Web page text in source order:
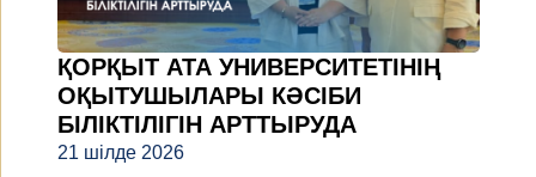
ҚОРҚЫТ АТА УНИВЕРСИТЕТІНІҢ
ОҚЫТУШЫЛАРЫ КӘСІБИ
БІЛІКТІЛІГІН АРТТЫРУДА
21 шілде 2026